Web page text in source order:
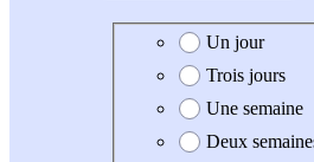
Date de création de l'offre
Un jour
Trois jours
Une semaine
Deux